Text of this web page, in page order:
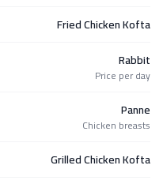
Fried Chicken Kofta
Rabbit
Price per day
Panne
Chicken breasts
Grilled Chicken Kofta